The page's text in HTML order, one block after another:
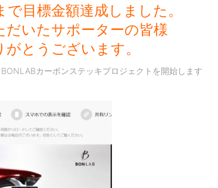
目標金額達成しました。
だいたサポーターの皆様
とうございます。
カーボンステッキプロジェクトを開始します